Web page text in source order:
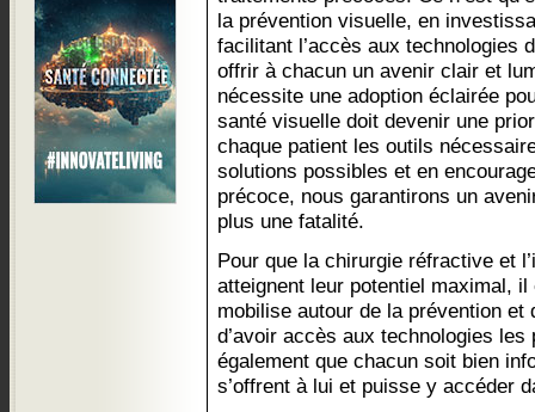
la prévention visuelle, en
facilitant l’accès aux technologies
offrir à chacun un avenir clair et
nécessite une adoption éclairée
santé visuelle doit devenir une
chaque patient les outils
solutions possibles et en
précoce, nous garantirons un
plus une fatalité.
Pour que la chirurgie réfractive et
atteignent leur potentiel maximal,
mobilise autour de la prévention et
d’avoir accès aux technologies
également que chacun soit bien
s’offrent à lui et puisse y accéder